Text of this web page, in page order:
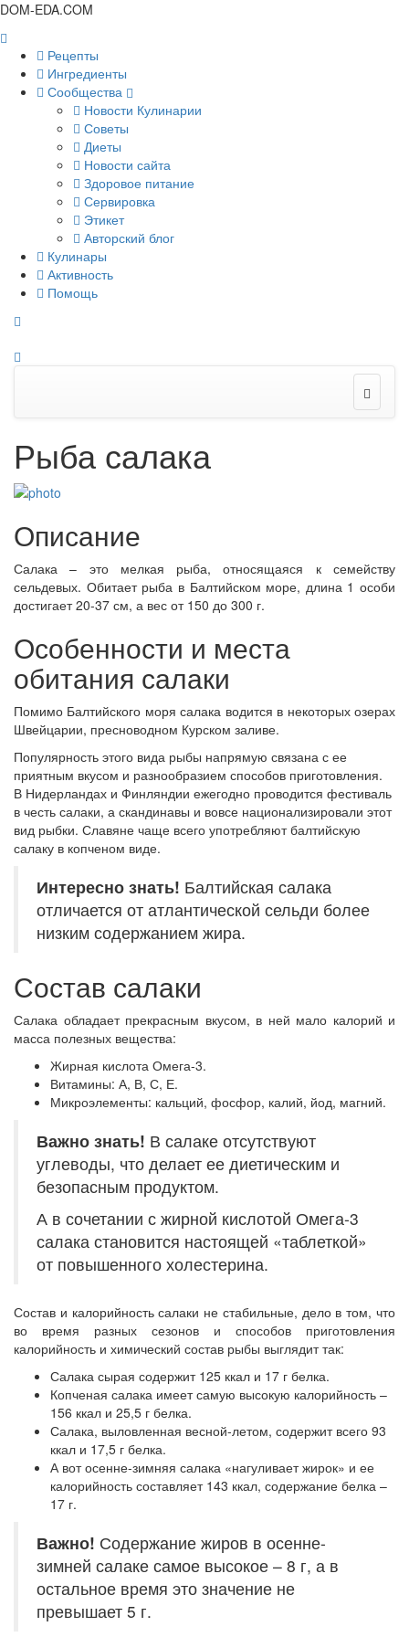
DOM-EDA.COM
Рецепты
Ингредиенты
Сообщества
Новости Кулинарии
Советы
Диеты
Новости сайта
Здоровое питание
Сервировка
Этикет
Авторский блог
Кулинары
Активность
Помощь
Рыба салака
Описание
Салака – это мелкая рыба, относящаяся к семейству
сельдевых. Обитает рыба в Балтийском море, длина 1 особи
достигает 20-37 см, а вес от 150 до 300 г.
Особенности и места
обитания салаки
Помимо Балтийского моря салака водится в некоторых озерах
Швейцарии, пресноводном Курском заливе.
Популярность этого вида рыбы напрямую связана с ее
приятным вкусом и разнообразием способов приготовления.
В Нидерландах и Финляндии ежегодно проводится фестиваль
в честь салаки, а скандинавы и вовсе национализировали этот
вид рыбки. Славяне чаще всего употребляют балтийскую
салаку в копченом виде.
Интересно знать! Балтийская салака
отличается от атлантической сельди более
низким содержанием жира.
Состав салаки
Салака обладает прекрасным вкусом, в ней мало калорий и
масса полезных вещества:
Жирная кислота Омега-3.
Витамины: А, В, С, Е.
Микроэлементы: кальций, фосфор, калий, йод, магний.
Важно знать! В салаке отсутствуют
углеводы, что делает ее диетическим и
безопасным продуктом.
А в сочетании с жирной кислотой Омега-3
салака становится настоящей «таблеткой»
от повышенного холестерина.
Состав и калорийность салаки не стабильные, дело в том, что
во время разных сезонов и способов приготовления
калорийность и химический состав рыбы выглядит так:
Салака сырая содержит 125 ккал и 17 г белка.
Копченая салака имеет самую высокую калорийность –
156 ккал и 25,5 г белка.
Салака, выловленная весной-летом, содержит всего 93
ккал и 17,5 г белка.
А вот осенне-зимняя салака «нагуливает жирок» и ее
калорийность составляет 143 ккал, содержание белка –
17 г.
Важно! Содержание жиров в осенне-
зимней салаке самое высокое – 8 г, а в
остальное время это значение не
превышает 5 г.